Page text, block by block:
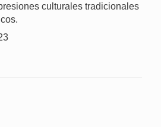
culturales tradicionales